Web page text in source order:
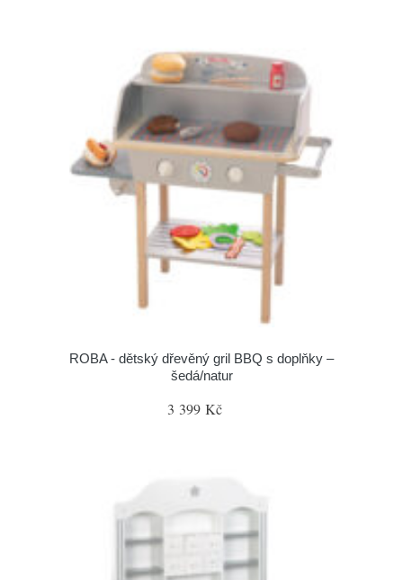
ROBA - dětský dřevěný gril BBQ s doplňky –
šedá/natur
3 399 Kč